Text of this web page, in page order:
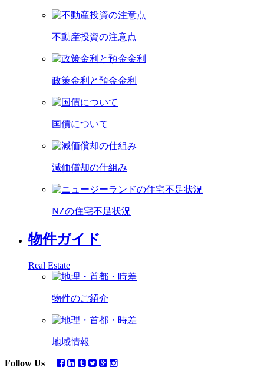
不動産投資の注意点
政策金利と預金金利
国債について
減価償却の仕組み
NZの住宅不足状況
物件ガイド
Real Estate
物件のご紹介
地域情報
Follow Us